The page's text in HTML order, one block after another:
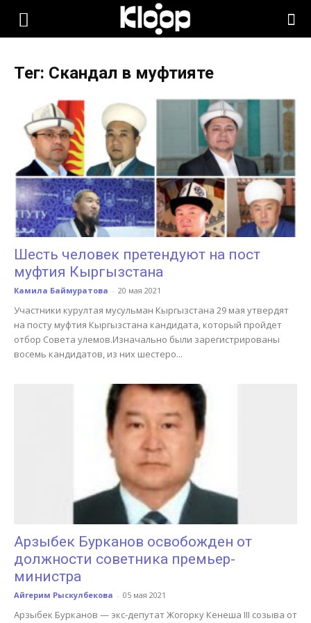
KLOOP.KG
Новости
Кыргызстана
Тег: Скандал в муфтияте
Шесть человек претендуют на пост
муфтия Кыргызстана
Камила Баймуратова - 20 мая 2021
Участники курултая мусульман Кыргызстана 29 мая утвердят
на посту муфтия Кыргызстана кандидата, который пройдет
отбор Совета улемов.Изначально были зарегистрированы
восемь кандидатов, из них шестеро...
Арзыбек Бурканов освобожден от
должности советника премьер-
министра
Айгерим Рыскулбекова - 05 мая 2021
Арзыбек Бурканов — экс-депутат Жогорку Кенеша III созыва от